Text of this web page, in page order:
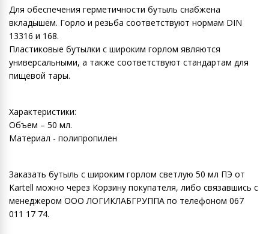
Для обеспечения герметичности бутыль снабжена
вкладышем. Горло и резьба соответствуют нормам DIN
13316 и 168.
Пластиковые бутылки с широким горлом являются
универсальными, а также соответствуют стандартам для
пищевой тары.
Характеристики:
Объем – 50 мл.
Материал - полипропилен
Заказать бутыль с широким горлом светлую 50 мл ПЭ от
Kartell можно через Корзину покупателя, либо связавшись с
менеджером ООО ЛОГИКЛАБГРУППА по телефоном 067
011 17 74.